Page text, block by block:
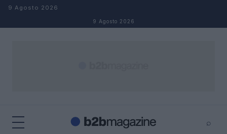
Salta al contenuto
9 Agosto 2026
9 Agosto 2026
⌕